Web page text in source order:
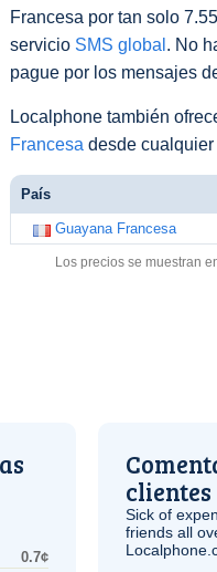
Francesa por tan solo
servicio SMS global . No
pague por los mensajes
Localphone también
Francesa desde
País
Guayana Francesa
Los precios se muestran
0.7¢
clientes
Sick of
friends all